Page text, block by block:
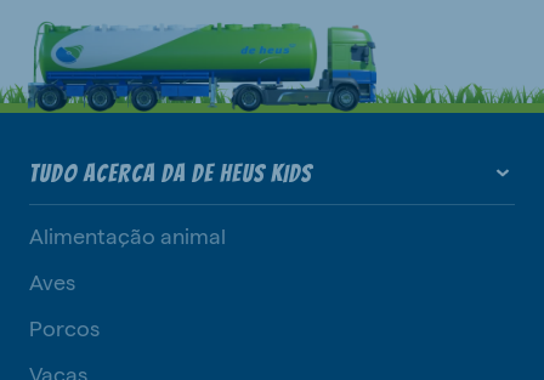
TUDO ACERCA DA DE HEUS KIDS
Alimentação animal
Aves
Porcos
Vacas